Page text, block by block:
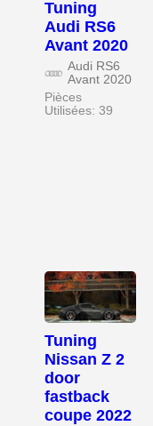
Tuning
Audi RS6
Avant 2020
Audi RS6
Avant 2020
Pièces
Utilisées: 39
Tuning
Nissan Z 2
door
fastback
coupe 2022